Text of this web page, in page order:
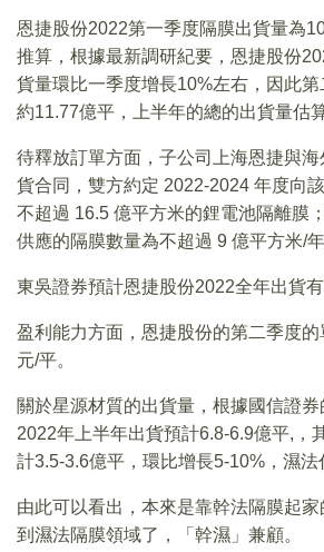
恩捷股份2022第一季度隔膜出貨量為
推算，根據最新調研紀要，恩捷股份
貨量環比一季度增長10%左右，因此
約11.77億平，上半年的總的出貨量估
待釋放訂單方面，子公司上海恩捷與
貨合同，雙方約定 2022-2024 年度向
不超過 16.5 億平方米的鋰電池隔離膜
供應的隔膜數量為不超過 9 億平方米/年
東吳證券預計恩捷股份2022全年出貨有
盈利能力方面，恩捷股份的第二季度
元/平。
關於星源材質的出貨量，根據國信證
2022年上半年出貨預計6.8-6.9億平,，
計3.5-3.6億平，環比增長5-10%，濕法
由此可以看出，本來是靠幹法隔膜起
到濕法隔膜領域了，「幹濕」兼顧。